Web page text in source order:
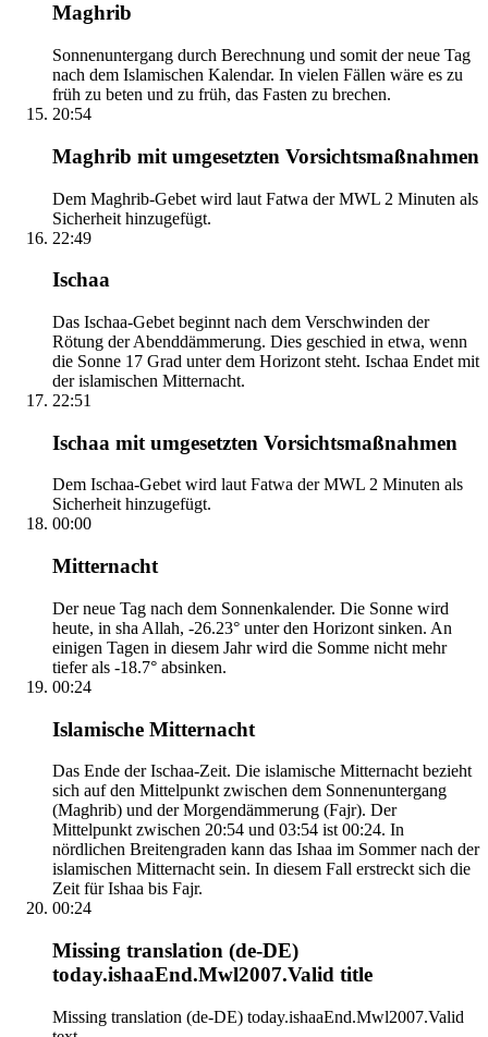
Maghrib
Sonnenuntergang durch Berechnung und somit der neue Tag
nach dem Islamischen Kalendar. In vielen Fällen wäre es zu
früh zu beten und zu früh, das Fasten zu brechen.
20:54
Maghrib mit umgesetzten Vorsichtsmaßnahmen
Dem Maghrib-Gebet wird laut Fatwa der MWL 2 Minuten als
Sicherheit hinzugefügt.
22:49
Ischaa
Das Ischaa-Gebet beginnt nach dem Verschwinden der
Rötung der Abenddämmerung. Dies geschied in etwa, wenn
die Sonne 17 Grad unter dem Horizont steht. Ischaa Endet mit
der islamischen Mitternacht.
22:51
Ischaa mit umgesetzten Vorsichtsmaßnahmen
Dem Ischaa-Gebet wird laut Fatwa der MWL 2 Minuten als
Sicherheit hinzugefügt.
00:00
Mitternacht
Der neue Tag nach dem Sonnenkalender. Die Sonne wird
heute, in sha Allah, -26.23° unter den Horizont sinken. An
einigen Tagen in diesem Jahr wird die Somme nicht mehr
tiefer als -18.7° absinken.
00:24
Islamische Mitternacht
Das Ende der Ischaa-Zeit. Die islamische Mitternacht bezieht
sich auf den Mittelpunkt zwischen dem Sonnenuntergang
(Maghrib) und der Morgendämmerung (Fajr). Der
Mittelpunkt zwischen 20:54 und 03:54 ist 00:24. In
nördlichen Breitengraden kann das Ishaa im Sommer nach der
islamischen Mitternacht sein. In diesem Fall erstreckt sich die
Zeit für Ishaa bis Fajr.
00:24
Missing translation (de-DE)
today.ishaaEnd.Mwl2007.Valid title
Missing translation (de-DE) today.ishaaEnd.Mwl2007.Valid